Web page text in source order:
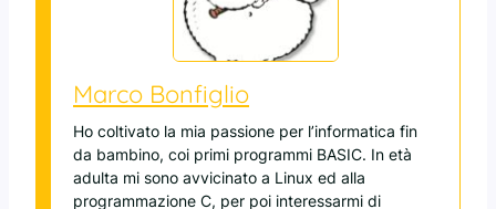
Marco Bonfiglio
Ho coltivato la mia passione per l’informatica fin
da bambino, coi primi programmi BASIC. In età
adulta mi sono avvicinato a Linux ed alla
programmazione C, per poi interessarmi di